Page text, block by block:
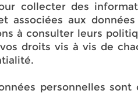
collecter des
associées aux
à consulter leurs
droits vis à vis de
personnelles